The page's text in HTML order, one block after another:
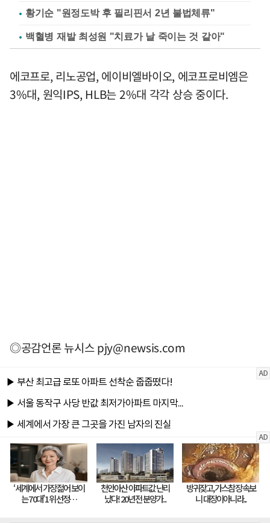
황기순 "원정도박 후 필리핀서 2년 불법체류"
백혈병 재발 최성원 "치료가 날 죽이는 것 같아"
에코프로, 리노공업, 에이비엘바이오, 에코프로비엠은
3%대, 원익IPS, HLB는 2%대 각각 상승 중이다.
◎공감언론 뉴시스pjy@newsis.com